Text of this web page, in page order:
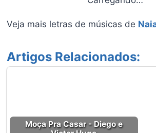
Veja mais letras de músicas de
Artigos Relacionados:
Moça Pra Casar - Diego e